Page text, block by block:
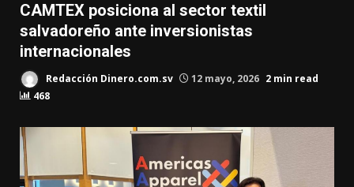
CAMTEX posiciona al sector textil
salvadoreño ante inversionistas
internacionales
Redacción Dinero.com.sv 12 mayo, 2026 2 min read
468